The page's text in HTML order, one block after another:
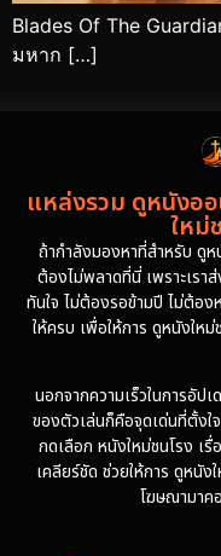
Blades Of The
มหาก […]
แหล่งรวม ดูหนังอ
ใหม่
ถ้ากำลังมองหาที่สำหรับ ดูห
ต้องไม่พลาดที่นี่ เพราะเรา
ทันใจ ไม่ต้องรอข้ามปี ไม่ต้อง
ให้ครบ เพื่อให้การ ดูหนังให
นอกจากความเร็วในการอัป
ของตัวเล่นก็คือจุดเด่นที่ตั้ง
กดเลือก หนังใหม่ชนโรง เ
เคลียร์ชัด ช่วยให้การ ดูหนั
โฆษณามาค